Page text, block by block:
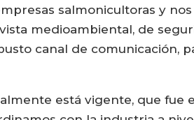
salmonicultoras y
medioambiental, de
canal de comunicación,
está vigente, que fue